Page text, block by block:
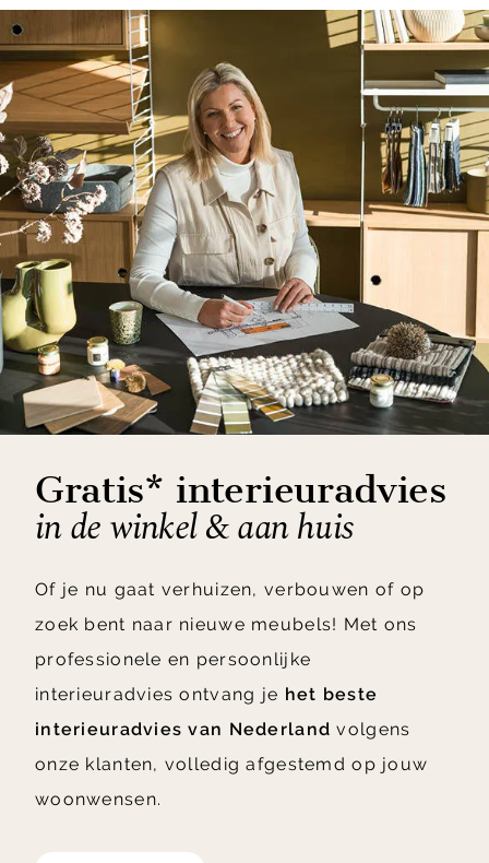
Gratis* interieuradvies
in de winkel & aan huis
Of je nu gaat verhuizen, verbouwen of op
zoek bent naar nieuwe meubels! Met ons
professionele en persoonlijke
interieuradvies ontvang je het beste
interieuradvies van Nederland volgens
onze klanten, volledig afgestemd op jouw
woonwensen.